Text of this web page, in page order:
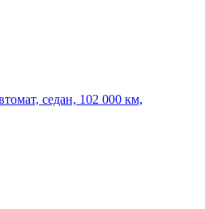
седан, 102 000 км,